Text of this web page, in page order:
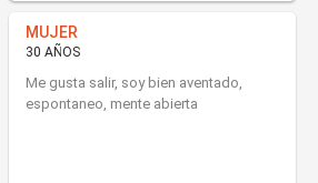
MUJER
30 AÑOS
Me gusta salir, soy bien aventado,
espontaneo, mente abierta